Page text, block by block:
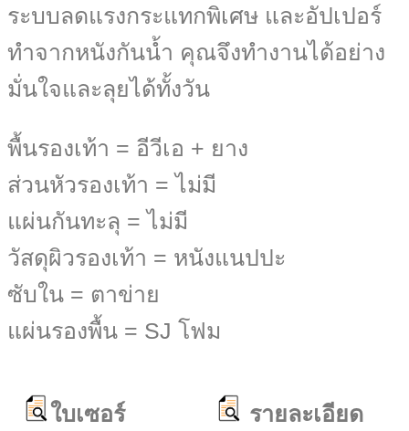
ระบบลดแรงกระแทกพิเศษ และอัปเปอร์
ทำจากหนังกันน้ำ คุณจึงทำงานได้อย่าง
มั่นใจและลุยได้ทั้งวัน
พื้นรองเท้า = อีวีเอ + ยาง
ส่วนหัวรองเท้า = ไม่มี
แผ่นกันทะลุ = ไม่มี
วัสดุผิวรองเท้า = หนังแนปปะ
ซับใน = ตาข่าย
แผ่นรองพื้น = SJ โฟม
ใบเซอร์
รายละเอียด